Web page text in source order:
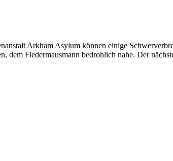
Arkham Asylum können einige
dem Fledermausmann bedrohlich nahe. Der